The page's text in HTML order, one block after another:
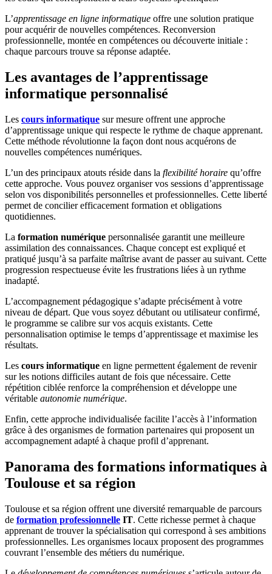
L’apprentissage en ligne informatique offre une solution pratique
pour acquérir de nouvelles compétences. Reconversion
professionnelle, montée en compétences ou découverte initiale :
chaque parcours trouve sa réponse adaptée.
Les avantages de l’apprentissage
informatique personnalisé
Les cours informatique sur mesure offrent une approche
d’apprentissage unique qui respecte le rythme de chaque apprenant.
Cette méthode révolutionne la façon dont nous acquérons de
nouvelles compétences numériques.
L’un des principaux atouts réside dans la flexibilité horaire qu’offre
cette approche. Vous pouvez organiser vos sessions d’apprentissage
selon vos disponibilités personnelles et professionnelles. Cette liberté
permet de concilier efficacement formation et obligations
quotidiennes.
La formation numérique personnalisée garantit une meilleure
assimilation des connaissances. Chaque concept est expliqué et
pratiqué jusqu’à sa parfaite maîtrise avant de passer au suivant. Cette
progression respectueuse évite les frustrations liées à un rythme
inadapté.
L’accompagnement pédagogique s’adapte précisément à votre
niveau de départ. Que vous soyez débutant ou utilisateur confirmé,
le programme se calibre sur vos acquis existants. Cette
personnalisation optimise le temps d’apprentissage et maximise les
résultats.
Les cours informatique en ligne permettent également de revenir
sur les notions difficiles autant de fois que nécessaire. Cette
répétition ciblée renforce la compréhension et développe une
véritable autonomie numérique.
Enfin, cette approche individualisée facilite l’accès à l’information
grâce à des organismes de formation partenaires qui proposent un
accompagnement adapté à chaque profil d’apprenant.
Panorama des formations informatiques à
Toulouse et sa région
Toulouse et sa région offrent une diversité remarquable de parcours
de formation professionnelle IT. Cette richesse permet à chaque
apprenant de trouver la spécialisation qui correspond à ses ambitions
professionnelles. Les organismes locaux proposent des programmes
couvrant l’ensemble des métiers du numérique.